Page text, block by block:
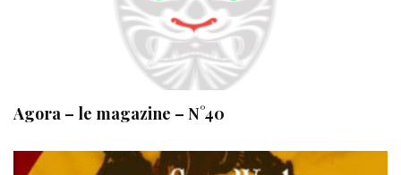
Agora – le magazine – N°40